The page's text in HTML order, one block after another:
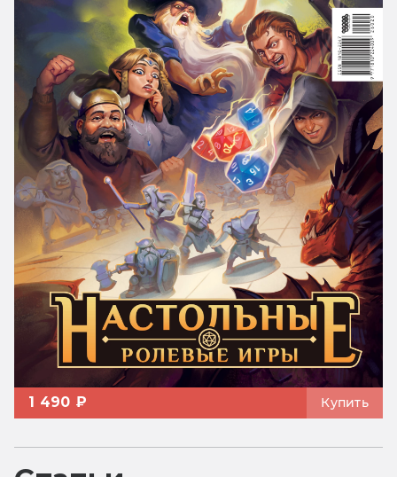
1 490 ₽ Купить